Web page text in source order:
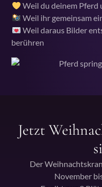
Weil du deinem Pferd
Weil ihr gemeinsam
Weil daraus Bilder
berühren
Jetzt
Der
November